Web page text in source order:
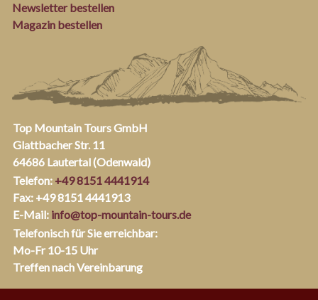
Newsletter bestellen
Magazin bestellen
Top Mountain Tours GmbH
Glattbacher Str. 11
64686 Lautertal (Odenwald)
Telefon: +49 8151 4441914
Fax: +49 8151 4441913
E-Mail: info@top-mountain-tours.de
Telefonisch für Sie erreichbar:
Mo-Fr 10-15 Uhr
Treffen nach Vereinbarung